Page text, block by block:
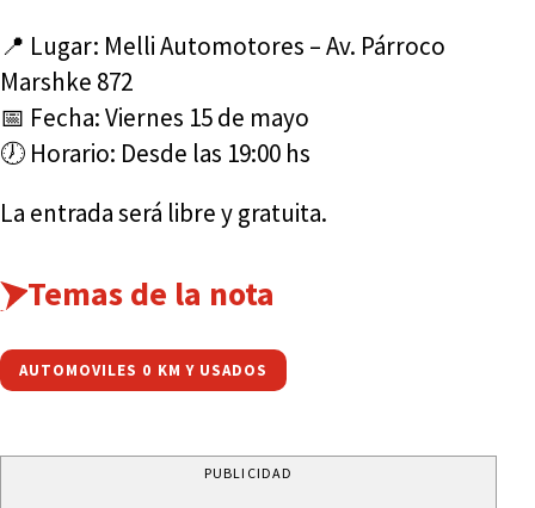
📍 Lugar: Melli Automotores – Av. Párroco
Marshke 872
📅 Fecha: Viernes 15 de mayo
🕖 Horario: Desde las 19:00 hs
La entrada será libre y gratuita.
Temas de la nota
AUTOMOVILES 0 KM Y USADOS
PUBLICIDAD